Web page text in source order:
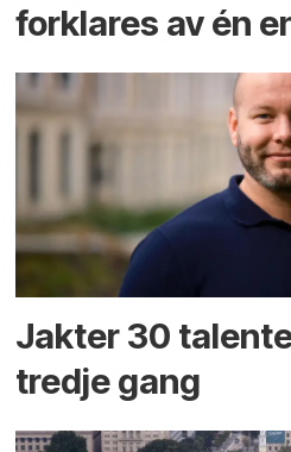
forklares av én
Jakter 30
tredje gang